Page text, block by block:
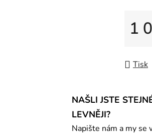
1
Tisk
NAŠLI JSTE
LEVNĚJI?
Napište nám a my se